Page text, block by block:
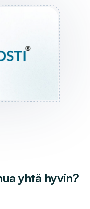
yhtä hyvin?